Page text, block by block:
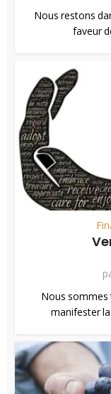
Nous restons
faveur
Nous sommes
manifester